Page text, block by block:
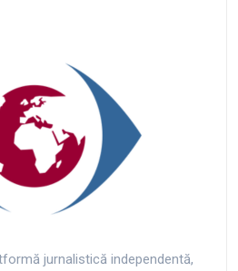
jurnalistică independentă,